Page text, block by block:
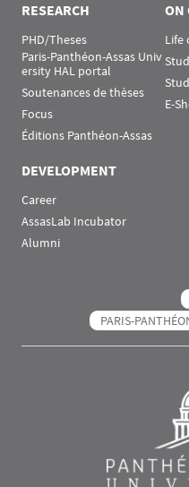
RESEARCH
PHD/Theses
Paris-Panthéon-Assas Univ
ersity HAL portal
Soutenances de thèses
Focus
Éditions Panthéon-Assas
ON
Life
E-
DEVELOPMENT
Career
AssasLab Incubator
Alumni
PARIS-